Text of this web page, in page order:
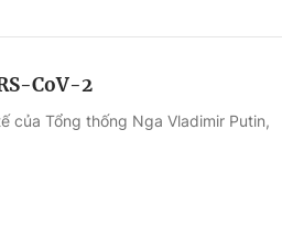
CoV-2
của Tổng thống Nga Vladimir Putin,